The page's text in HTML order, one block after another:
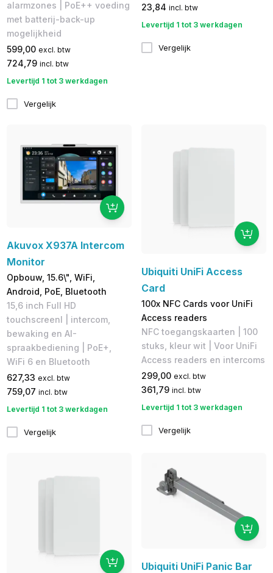
alarmzones | PoE++ voeding
met batterij-back-up
mogelijkheid
599,00 excl. btw
724,79 incl. btw
Levertijd 1 tot 3 werkdagen
Vergelijk
23,84 incl. btw
Levertijd 1 tot 3 werkdagen
Vergelijk
Akuvox X937A Intercom
Monitor
Opbouw, 15.6\", WiFi,
Android, PoE, Bluetooth
15,6 inch Full HD
touchscreenI | intercom,
bewaking en AI-
spraakbediening | PoE+,
WiFi 6 en Bluetooth
627,33 excl. btw
759,07 incl. btw
Levertijd 1 tot 3 werkdagen
Vergelijk
Ubiquiti UniFi Access
Card
100x NFC Cards voor UniFi
Access readers
NFC toegangskaarten | 100
stuks, kleur wit | Voor UniFi
Access readers en intercoms
299,00 excl. btw
361,79 incl. btw
Levertijd 1 tot 3 werkdagen
Vergelijk
Ubiquiti UniFi Panic Bar